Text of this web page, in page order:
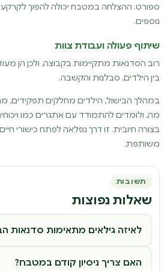
ספורט. ההצלחה במטבח יכולה להפוך לקרקע
נוספים.
שיתוף פעולה ועבודת צוות
רוב הסדנאות מתקיימות בקבוצה, ולכן הן
בין הילדים, סבלנות והקשבה.
במהלך הבישול, הילדים מחלקים תפקידים,
מה, ולומדים להתמודד עם אתגרים כמו
בצורה חיובית. זו דרך נפלאה לפתח כישורי
משותפת.
תשובות
שאלות נפוצות
לאיזה גילאים מתאימות סדנאות
האם צריך ניסיון קודם במטבח?